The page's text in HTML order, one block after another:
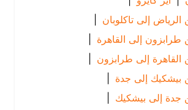
إلى تاكلوبان |
إلى القاهرة |
إلى طرابزون |
إلى جدة
بيشكيك |